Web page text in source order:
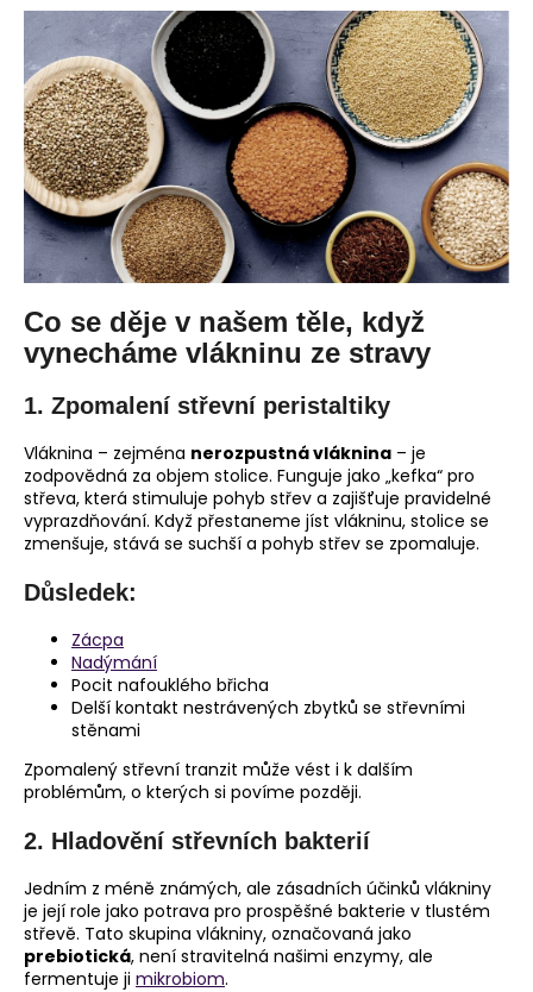
Co se děje v našem těle, když
vynecháme vlákninu ze stravy
1. Zpomalení střevní peristaltiky
Vláknina – zejména nerozpustná vláknina – je
zodpovědná za objem stolice. Funguje jako „kefka“ pro
střeva, která stimuluje pohyb střev a zajišťuje pravidelné
vyprazdňování. Když přestaneme jíst vlákninu, stolice se
zmenšuje, stává se suchší a pohyb střev se zpomaluje.
Důsledek:
Zácpa
Nadýmání
Pocit nafouklého břicha
Delší kontakt nestrávených zbytků se střevními
stěnami
Zpomalený střevní tranzit může vést i k dalším
problémům, o kterých si povíme později.
2. Hladovění střevních bakterií
Jedním z méně známých, ale zásadních účinků vlákniny
je její role jako potrava pro prospěšné bakterie v tlustém
střevě. Tato skupina vlákniny, označovaná jako
prebiotická, není stravitelná našimi enzymy, ale
fermentuje ji mikrobiom.
HLEDAT
D
o
p
r
u
č
u
e
m
e